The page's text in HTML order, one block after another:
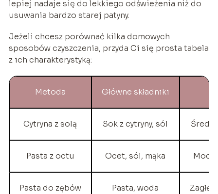
lepiej nadaje się do lekkiego odświeżenia niż do
usuwania bardzo starej patyny.
Jeżeli chcesz porównać kilka domowych
sposobów czyszczenia, przyda Ci się prosta tabela
z ich charakterystyką:
Metoda Główne składniki
Cytryna z solą Sok z cytryny, sól
Pasta z octu Ocet, sól, mąka
Pasta do zębów Pasta, woda